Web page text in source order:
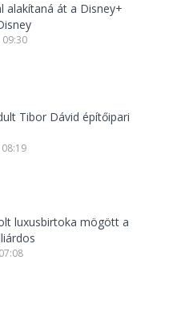
alakítaná át a Disney+
09:30
Tibor Dávid építőipari
luxusbirtoka mögött a